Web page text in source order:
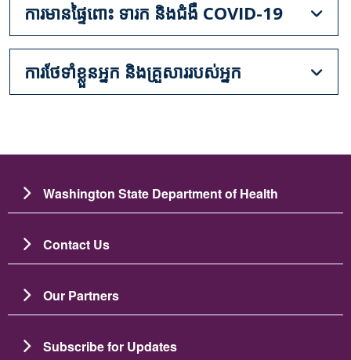
ការមានផ្ទៃពោះ ទារក និងជំងឺ COVID-19
ការថែទាំខ្លួនអ្នក និងគ្រួសាររបស់អ្នក
Washington State Department of Health
Contact Us
Our Partners
Subscribe for Updates